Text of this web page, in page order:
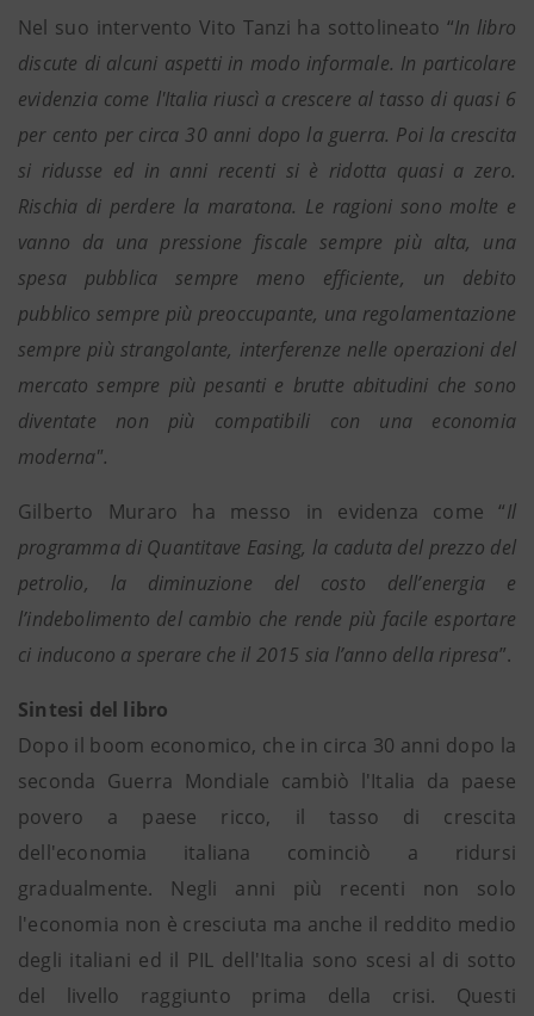
Nel suo intervento Vito Tanzi ha sottolineato “In libro
discute di alcuni aspetti in modo informale. In particolare
evidenzia come l'Italia riuscì a crescere al tasso di quasi 6
per cento per circa 30 anni dopo la guerra. Poi la crescita
si ridusse ed in anni recenti si è ridotta quasi a zero.
Rischia di perdere la maratona. Le ragioni sono molte e
vanno da una pressione fiscale sempre più alta, una
spesa pubblica sempre meno efficiente, un debito
pubblico sempre più preoccupante, una regolamentazione
sempre più strangolante, interferenze nelle operazioni del
mercato sempre più pesanti e brutte abitudini che sono
diventate non più compatibili con una economia
moderna".
Gilberto Muraro ha messo in evidenza come “Il
programma di Quantitave Easing, la caduta del prezzo del
petrolio, la diminuzione del costo dell’energia e
l’indebolimento del cambio che rende più facile esportare
ci inducono a sperare che il 2015 sia l’anno della ripresa”.
Sintesi del libro
Dopo il boom economico, che in circa 30 anni dopo la
seconda Guerra Mondiale cambiò l'Italia da paese
povero a paese ricco, il tasso di crescita
dell'economia italiana cominciò a ridursi
gradualmente. Negli anni più recenti non solo
l'economia non è cresciuta ma anche il reddito medio
degli italiani ed il PIL dell'Italia sono scesi al di sotto
del livello raggiunto prima della crisi. Questi